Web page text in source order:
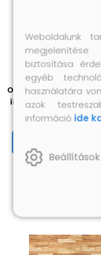
Olajbevonatú tömör
íróasztallap 160 x 50 x
31 440 Ft
Weboldalunk
biztosítása
egyéb
használatára
azok
információ ide
Beállítások